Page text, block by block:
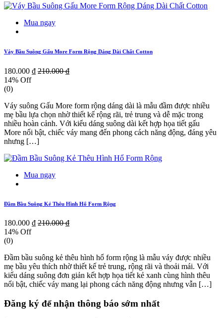
Mua ngay
Váy Bầu Suông Gấu More Form Rộng Dáng Dài Chất Cotton
180.000 ₫ 210.000 ₫
14% Off
(0)
Váy suông Gấu More form rộng dáng dài là mẫu đầm được nhiều
mẹ bầu lựa chọn nhờ thiết kế rộng rãi, trẻ trung và dễ mặc trong
nhiều hoàn cảnh. Với kiểu dáng suông dài kết hợp họa tiết gấu
More nổi bật, chiếc váy mang đến phong cách năng động, đáng yêu
nhưng […]
Mua ngay
Đầm Bầu Suông Kẻ Thêu Hình Hổ Form Rộng
180.000 ₫ 210.000 ₫
14% Off
(0)
Đầm bầu suông kẻ thêu hình hổ form rộng là mẫu váy được nhiều
mẹ bầu yêu thích nhờ thiết kế trẻ trung, rộng rãi và thoải mái. Với
kiểu dáng suông đơn giản kết hợp họa tiết kẻ xanh cùng hình thêu
nổi bật, chiếc váy mang lại phong cách năng động nhưng vẫn […]
Đăng ký để nhận thông báo sớm nhất